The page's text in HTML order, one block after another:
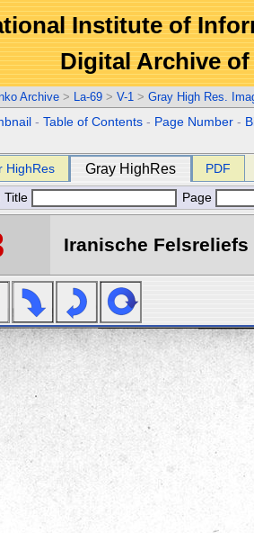
Institute of
Digital Archive
Archive > La-69 > V-1 > Gray High Res.
-Table of Contents - Page Number -
HighRes Gray HighRes PDF
Title Page
Iranische Felsreliefs